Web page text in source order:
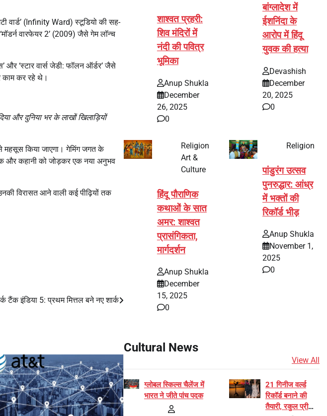
वार्ड’ (Infinity Ward) स्टूडियो की सह-
वारफेयर 2’ (2009) जैसे गेम लॉन्च
और ‘स्टार वार्स जेडी: फॉलन ऑर्डर’ जैसे
काम कर रहे थे।
और दुनिया भर के लाखों खिलाड़ियों
महसूस किया जाएगा। गेमिंग जगत के
और कहानी को जोड़कर एक नया अनुभव
विरासत आने वाली कई पीढ़ियों तक
टैंक इंडिया 5: प्रथम मित्तल बने नए शार्क
शाश्वत प्रहरी:
शिव मंदिरों में
नंदी की पवित्र
भूमिका
Anup Shukla
December
26, 2025
0
बांग्लादेश में
ईशनिंदा के
आरोप में हिंदू
युवक की हत्या
Devashish
December
20, 2025
0
Religion
Art &
Culture
हिंदू पौराणिक
कथाओं के सात
अमर: शाश्वत
प्रासंगिकता,
मार्गदर्शन
Anup Shukla
December
15, 2025
0
Religion
पांडुरंग उत्सव
पुनरुद्धार: आंध्र
में भक्तों की
रिकॉर्ड भीड़
Anup Shukla
November 1,
2025
0
Cultural News
View All
ग्लोबल स्किल्स चैलेंज में
भारत ने जीते पांच पदक
21 गिनीज वर्ल्ड
रिकॉर्ड बनाने की
तैयारी, रकुल प्रीत